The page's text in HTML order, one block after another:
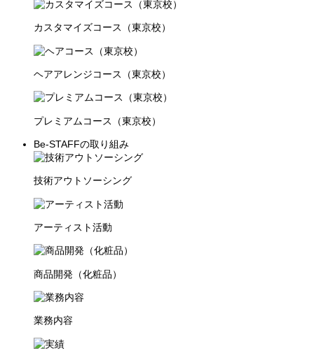
カスタマイズコース（東京校）
ヘアアレンジコース（東京校）
プレミアムコース（東京校）
Be-STAFFの取り組み
技術アウトソーシング
アーティスト活動
商品開発（化粧品）
業務内容